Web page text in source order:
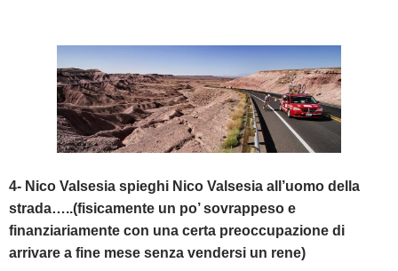
4- Nico Valsesia spieghi Nico Valsesia all’uomo della
strada…..(fisicamente un po’ sovrappeso e
finanziariamente con una certa preoccupazione di
arrivare a fine mese senza vendersi un rene)